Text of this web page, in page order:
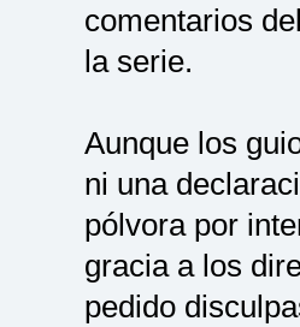
comentarios
la serie.
Aunque los
ni una
pólvora por
gracia a los
pedido